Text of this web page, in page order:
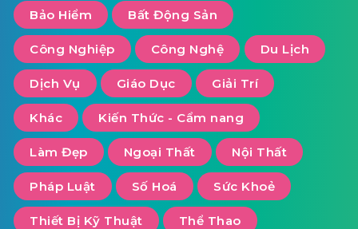
Bảo Hiểm Bất Động Sản
Công Nghiệp Công Nghệ Du Lịch
Dịch Vụ Giáo Dục Giải Trí
Khác Kiến Thức - Cẩm nang
Làm Đẹp Ngoại Thất Nội Thất
Pháp Luật Số Hoá Sức Khoẻ
Thiết Bị Kỹ Thuật Thể Thao